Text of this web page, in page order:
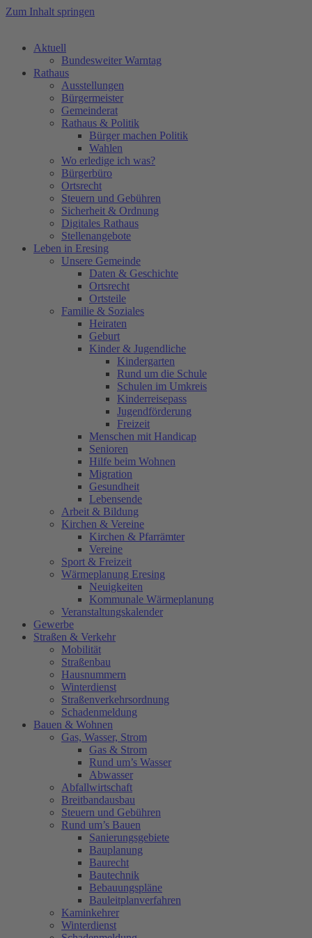
Zum Inhalt springen
Aktuell
Bundesweiter Warntag
Rathaus
Ausstellungen
Bürgermeister
Gemeinderat
Rathaus & Politik
Bürger machen Politik
Wahlen
Wo erledige ich was?
Bürgerbüro
Ortsrecht
Steuern und Gebühren
Sicherheit & Ordnung
Digitales Rathaus
Stellenangebote
Leben in Eresing
Unsere Gemeinde
Daten & Geschichte
Ortsrecht
Ortsteile
Familie & Soziales
Heiraten
Geburt
Kinder & Jugendliche
Kindergarten
Rund um die Schule
Schulen im Umkreis
Kinderreisepass
Jugendförderung
Freizeit
Menschen mit Handicap
Senioren
Hilfe beim Wohnen
Migration
Gesundheit
Lebensende
Arbeit & Bildung
Kirchen & Vereine
Kirchen & Pfarrämter
Vereine
Sport & Freizeit
Wärmeplanung Eresing
Neuigkeiten
Kommunale Wärmeplanung
Veranstaltungskalender
Gewerbe
Straßen & Verkehr
Mobilität
Straßenbau
Hausnummern
Winterdienst
Straßenverkehrsordnung
Schadenmeldung
Bauen & Wohnen
Gas, Wasser, Strom
Gas & Strom
Rund um’s Wasser
Abwasser
Abfallwirtschaft
Breitbandausbau
Steuern und Gebühren
Rund um’s Bauen
Sanierungsgebiete
Bauplanung
Baurecht
Bautechnik
Bebauungspläne
Bauleitplanverfahren
Kaminkehrer
Winterdienst